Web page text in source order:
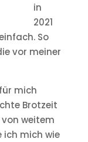
in
2021
So
vor meiner
mich
Brotzeit
weitem
ich mich wie